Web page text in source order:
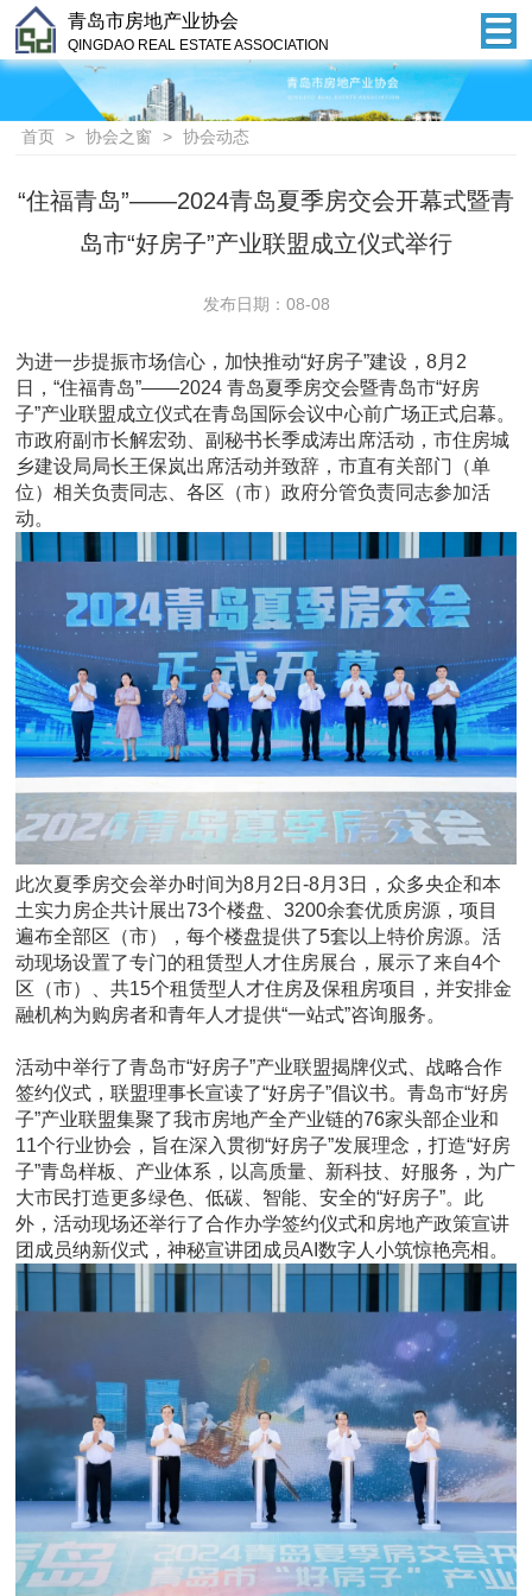
青岛市房地产业协会
QINGDAO REAL ESTATE ASSOCIATION
首页 > 协会之窗 > 协会动态
“住福青岛”——2024青岛夏季房交会开幕式暨青
岛市“好房子”产业联盟成立仪式举行
发布日期：08-08
为进一步提振市场信心，加快推动“好房子”建设，8月2
日，“住福青岛”——2024 青岛夏季房交会暨青岛市“好房
子”产业联盟成立仪式在青岛国际会议中心前广场正式启幕。
市政府副市长解宏劲、副秘书长季成涛出席活动，市住房城
乡建设局局长王保岚出席活动并致辞，市直有关部门（单
位）相关负责同志、各区（市）政府分管负责同志参加活
动。
此次夏季房交会举办时间为8月2日-8月3日，众多央企和本
土实力房企共计展出73个楼盘、3200余套优质房源，项目
遍布全部区（市），每个楼盘提供了5套以上特价房源。活
动现场设置了专门的租赁型人才住房展台，展示了来自4个
区（市）、共15个租赁型人才住房及保租房项目，并安排金
融机构为购房者和青年人才提供“一站式”咨询服务。
活动中举行了青岛市“好房子”产业联盟揭牌仪式、战略合作
签约仪式，联盟理事长宣读了“好房子”倡议书。青岛市“好房
子”产业联盟集聚了我市房地产全产业链的76家头部企业和
11个行业协会，旨在深入贯彻“好房子”发展理念，打造“好房
子”青岛样板、产业体系，以高质量、新科技、好服务，为广
大市民打造更多绿色、低碳、智能、安全的“好房子”。此
外，活动现场还举行了合作办学签约仪式和房地产政策宣讲
团成员纳新仪式，神秘宣讲团成员AI数字人小筑惊艳亮相。